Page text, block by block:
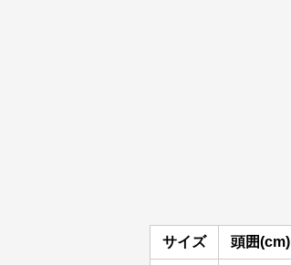
サイズ 頭囲(cm)